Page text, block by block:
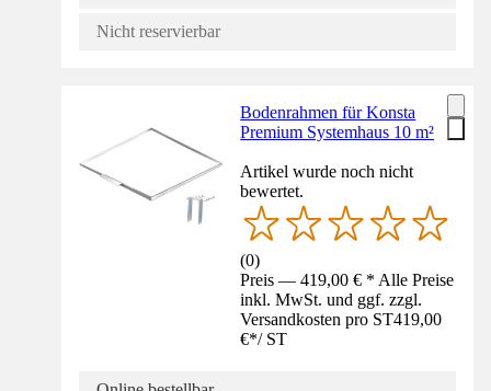
Nicht reservierbar
Bodenrahmen für Konsta
Premium Systemhaus 10 m²
Artikel wurde noch nicht
bewertet.
(0)
Preis — 419,00 € * Alle Preise
inkl. MwSt. und ggf. zzgl.
Versandkosten pro ST419,00
€*/ ST